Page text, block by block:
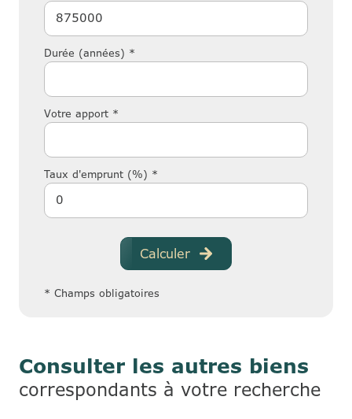
Durée (années) *
Votre apport *
Taux d'emprunt (%) *
Calculer
* Champs obligatoires
Consulter les autres biens
correspondants à votre recherche